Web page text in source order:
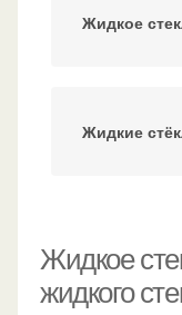
Жидкое
Жидкие
Жидкое
жидкого